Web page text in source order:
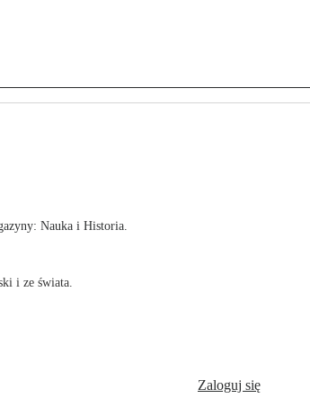
Nauka i Historia.
i ze świata.
Zaloguj się